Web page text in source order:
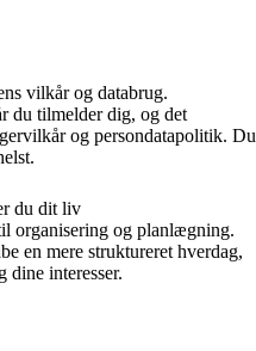
vilkår og databrug.
du tilmelder dig, og det
og persondatapolitik. Du
du dit liv
organisering og planlægning.
en mere struktureret hverdag,
dine interesser.